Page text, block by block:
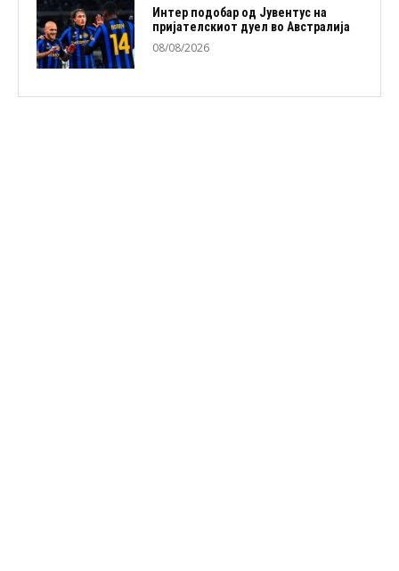
Интер подобар од Јувентус на
пријателскиот дуел во Австралија
08/08/2026